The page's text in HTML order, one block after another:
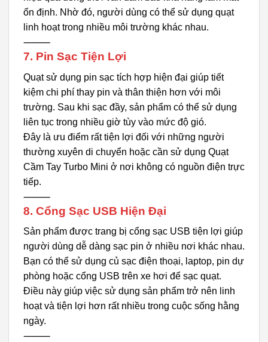
ổn định. Nhờ đó, người dùng có thể sử dụng quạt
linh hoạt trong nhiều môi trường khác nhau.
⸻
7. Pin Sạc Tiện Lợi
Quạt sử dụng pin sạc tích hợp hiện đại giúp tiết
kiệm chi phí thay pin và thân thiện hơn với môi
trường. Sau khi sạc đầy, sản phẩm có thể sử dụng
liên tục trong nhiều giờ tùy vào mức độ gió.
Đây là ưu điểm rất tiện lợi đối với những người
thường xuyên di chuyển hoặc cần sử dụng Quạt
Cầm Tay Turbo Mini ở nơi không có nguồn điện trực
tiếp.
⸻
8. Cổng Sạc USB Hiện Đại
Sản phẩm được trang bị cổng sạc USB tiện lợi giúp
người dùng dễ dàng sạc pin ở nhiều nơi khác nhau.
Bạn có thể sử dụng củ sạc điện thoại, laptop, pin dự
phòng hoặc cổng USB trên xe hơi để sạc quạt.
Điều này giúp việc sử dụng sản phẩm trở nên linh
hoạt và tiện lợi hơn rất nhiều trong cuộc sống hằng
ngày.
⸻